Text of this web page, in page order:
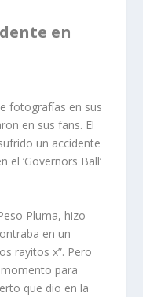
en
fotografías en sus
en sus fans. El
un accidente
‘Governors Ball’
Pluma, hizo
en un
rayitos x”. Pero
para
que dio en la